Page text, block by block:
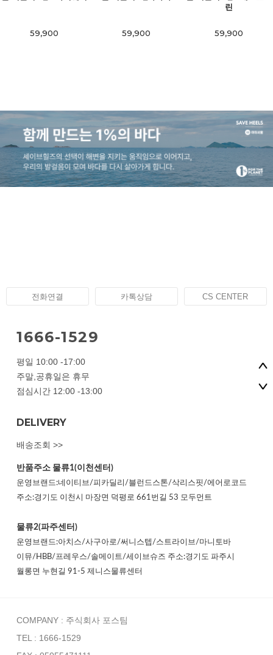
59,900 59,900
린
59,900
전화연결 카톡상담 CS CENTER
1666-1529
평일 10:00 -17:00
주말,공휴일은 휴무
점심시간 12:00 -13:00
DELIVERY
배송조회 >>
반품주소 물류1(이천센터)
운영브랜드:네이티브/피카딜리/블런드스톤/삭리스핏/에어로코드
주소:경기도 이천시 마장면 덕평로 661번길 53 모두먼트
물류2(파주센터)
운영브랜드:아치스/사구아로/써니스텝/스트라이브/마니토바
이뮤/HBB/프레우스/솔메이트/세이브슈즈 주소:경기도 파주시
월롱면 누현길 91-5 제니스물류센터
COMPANY : 주식회사 포스팀
TEL : 1666-1529